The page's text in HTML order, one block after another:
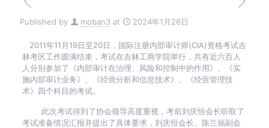
Published by moban3 at 2024年1月26日
2011年11月19日至20日，国际注册内部审计师(CIA)资格考试吉
林考区工作圆满结束，考试在吉林工商学院举行，共有近六百人
人分别参加了《内部审计在治理、风险和控制中的作用》、《实
施内部审计业务》、《经营分析和信息技术》、《经营管理技
术》四个科目的考试。
此次考试得到了协会领导高度重视，考前刘庆恒会长听取了
考试准备情况汇报并提出了具体要求，刘庆恒会长、陈兰福副会